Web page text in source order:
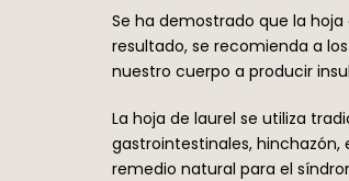
Se ha demostrado que la
resultado, se recomienda a
nuestro cuerpo a producir
La hoja de laurel se utiliza
gastrointestinales,
remedio natural para el